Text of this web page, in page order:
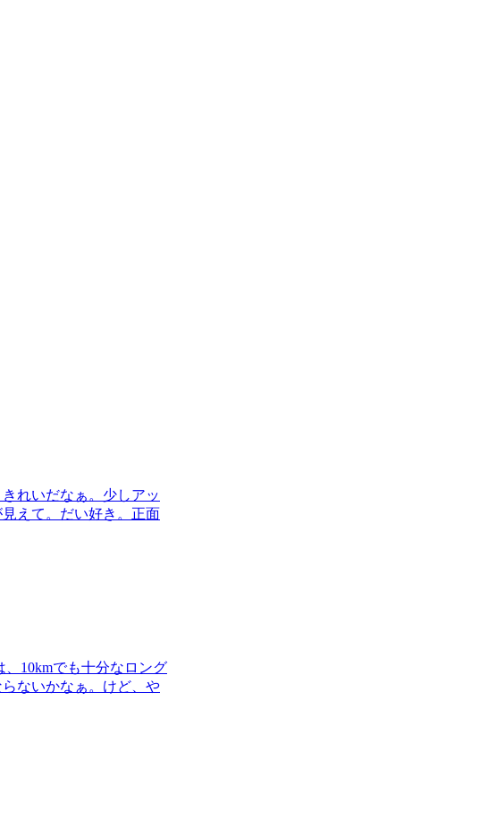
れいだなぁ。少しアッ
えて。だい好き。正面
10kmでも十分なロング
ないかなぁ。けど、や